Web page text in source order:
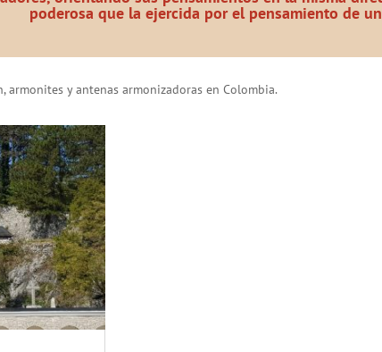
poderosa que la ejercida por el pensamiento de
armonites y antenas armonizadoras en Colombia.